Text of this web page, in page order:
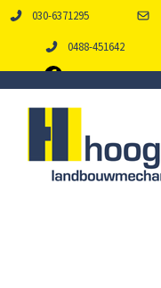
030-6371295
0488-451642